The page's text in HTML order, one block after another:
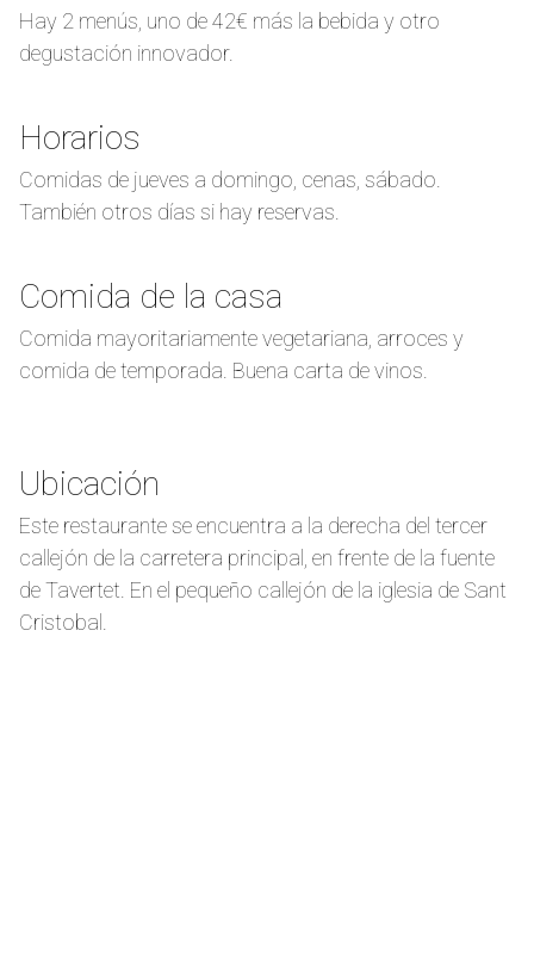
Hay 2 menús, uno de 42€ más la bebida y otro
degustación innovador.
Horarios
Comidas de jueves a domingo, cenas, sábado.
También otros días si hay reservas.
Comida de la casa
Comida mayoritariamente vegetariana, arroces y
comida de temporada. Buena carta de vinos.
Ubicación
Este restaurante se encuentra a la derecha del tercer
callejón de la carretera principal, en frente de la fuente
de Tavertet. En el pequeño callejón de la iglesia de Sant
Cristobal.